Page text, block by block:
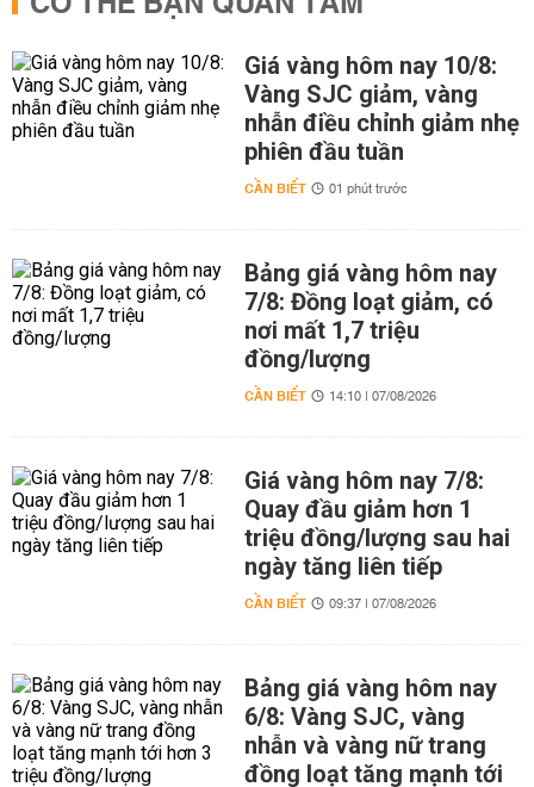
Giá vàng hôm nay 10/8:
Vàng SJC giảm, vàng
nhẫn điều chỉnh giảm nhẹ
phiên đầu tuần
CẦN BIẾT 01 phút trước
Bảng giá vàng hôm nay
7/8: Đồng loạt giảm, có
nơi mất 1,7 triệu
đồng/lượng
CẦN BIẾT 14:10 | 07/08/2026
Giá vàng hôm nay 7/8:
Quay đầu giảm hơn 1
triệu đồng/lượng sau hai
ngày tăng liên tiếp
CẦN BIẾT 09:37 | 07/08/2026
Bảng giá vàng hôm nay
6/8: Vàng SJC, vàng
nhẫn và vàng nữ trang
đồng loạt tăng mạnh tới